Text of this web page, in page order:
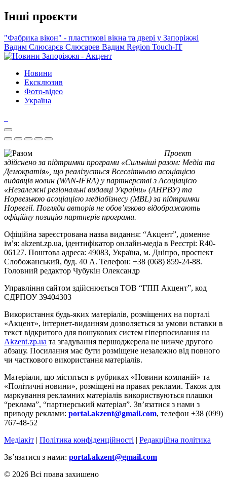
Інші проєкти
"Фабрика вікон" - пластикові вікна та двері у Запоріжжі
Вадим Слюсарєв Слюсарев Вадим Region Touch-IT
Новини
Ексклюзив
Фото-відео
Україна
Проєкт
здійснено за підтримки програми «Сильніші разом: Медіа та
Демократія», що реалізується Всесвітньою асоціацією
видавців новин (WAN-IFRA) у партнерстві з Асоціацією
«Незалежні регіональні видавці України» (АНРВУ) та
Норвезькою асоціацією медіабізнесу (MBL) за підтримки
Норвегії. Погляди авторів не обов’язково відображають
офіційну позицію партнерів програми.
Офіційна зареєстрована назва видання: “Акцент”, доменне
ім’я: akzent.zp.ua, ідентифікатор онлайн-медіа в Реєстрі: R40-
06127. Поштова адреса: 49083, Україна, м. Дніпро, проспект
Слобожанський, буд. 40 А. Телефон: +38 (068) 859-24-88.
Головний редактор Чубукін Олександр
Управління сайтом здійснюється ТОВ “ГПП Акцент”, код
ЄДРПОУ 39404303
Використання будь-яких матеріалів, розміщених на порталі
«Акцент», інтернет-виданням дозволяється за умови вставки в
текст відкритого для пошукових систем гіперпосилання на
Akzent.zp.ua та згадування першоджерела не нижче другого
абзацу. Посилання має бути розміщене незалежно від повного
чи часткового використання матеріалів.
Матеріали, що містяться в рубриках «Новини компаній» та
«Політичні новини», розміщені на правах реклами. Також для
маркування рекламних матеріалів використвуються плашки
“реклама”, “партнерський матеріал”. Зв’язатися з нами з
приводу реклами: portal.akzent@gmail.com, телефон +38 (099)
767-48-52
Медіакіт | Політика конфіденційності | Редакційна політика
Зв’язатися з нами: portal.akzent@gmail.com
© 2026 Всі права захищено